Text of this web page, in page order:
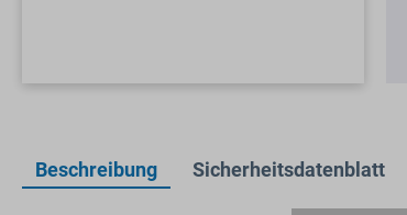
Beschreibung Sicherheitsdatenblatt